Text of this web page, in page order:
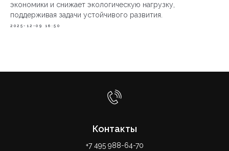
экономики и снижает экологическую нагрузку,
поддерживая задачи устойчивого развития.
2025-12-09 16:50
Контакты
+7 495 988-64-70